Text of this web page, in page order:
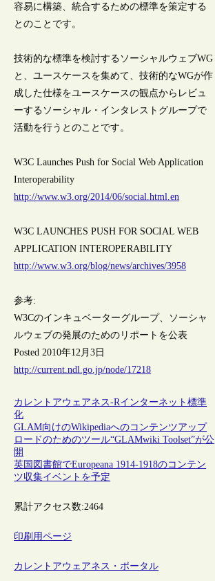
容易に構築、統合するための標準を策定する
とのことです。
技術的な標準を検討するソーシャルウェブWG
と、ユースケースを集めて、技術的なWGが作
成した仕様をユースケースの観点からレビュ
ーするソーシャル・インタレストグループで
活動を行うとのことです。
W3C Launches Push for Social Web Application
Interoperability
http://www.w3.org/2014/06/social.html.en
W3C LAUNCHES PUSH FOR SOCIAL WEB
APPLICATION INTEROPERABILITY
http://www.w3.org/blog/news/archives/3958
参考:
W3Cのインキュベーターグループ、ソーシャ
ルウェブの発展のためのリポートを公表
Posted 2010年12月3日
http://current.ndl.go.jp/node/17218
カレントアウェアネス-Rインターネット標準
化
GLAM向けのWikipediaへのコンテンツアップ
ロードのためのツール“GLAMwiki Toolset”が公
開
英国図書館でEuropeana 1914-1918のコンテン
ツ収集イベントを予定
累計アクセス数:2464
印刷用ページ
カレントアウェアネス・ポータル